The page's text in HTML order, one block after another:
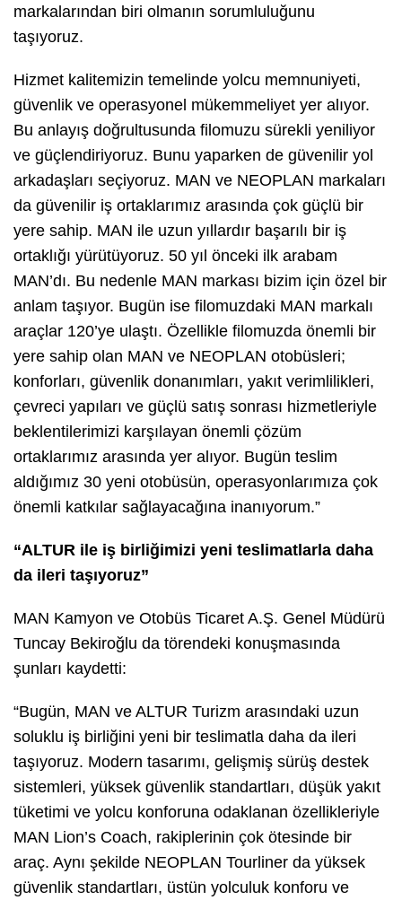
markalarından biri olmanın sorumluluğunu
taşıyoruz.
Hizmet kalitemizin temelinde yolcu memnuniyeti,
güvenlik ve operasyonel mükemmeliyet yer alıyor.
Bu anlayış doğrultusunda filomuzu sürekli yeniliyor
ve güçlendiriyoruz. Bunu yaparken de güvenilir yol
arkadaşları seçiyoruz. MAN ve NEOPLAN markaları
da güvenilir iş ortaklarımız arasında çok güçlü bir
yere sahip. MAN ile uzun yıllardır başarılı bir iş
ortaklığı yürütüyoruz. 50 yıl önceki ilk arabam
MAN’dı. Bu nedenle MAN markası bizim için özel bir
anlam taşıyor. Bugün ise filomuzdaki MAN markalı
araçlar 120’ye ulaştı. Özellikle filomuzda önemli bir
yere sahip olan MAN ve NEOPLAN otobüsleri;
konforları, güvenlik donanımları, yakıt verimlilikleri,
çevreci yapıları ve güçlü satış sonrası hizmetleriyle
beklentilerimizi karşılayan önemli çözüm
ortaklarımız arasında yer alıyor. Bugün teslim
aldığımız 30 yeni otobüsün, operasyonlarımıza çok
önemli katkılar sağlayacağına inanıyorum.”
“ALTUR ile iş birliğimizi yeni teslimatlarla daha
da ileri taşıyoruz”
MAN Kamyon ve Otobüs Ticaret A.Ş. Genel Müdürü
Tuncay Bekiroğlu da törendeki konuşmasında
şunları kaydetti:
“Bugün, MAN ve ALTUR Turizm arasındaki uzun
soluklu iş birliğini yeni bir teslimatla daha da ileri
taşıyoruz. Modern tasarımı, gelişmiş sürüş destek
sistemleri, yüksek güvenlik standartları, düşük yakıt
tüketimi ve yolcu konforuna odaklanan özellikleriyle
MAN Lion’s Coach, rakiplerinin çok ötesinde bir
araç. Aynı şekilde NEOPLAN Tourliner da yüksek
güvenlik standartları, üstün yolculuk konforu ve